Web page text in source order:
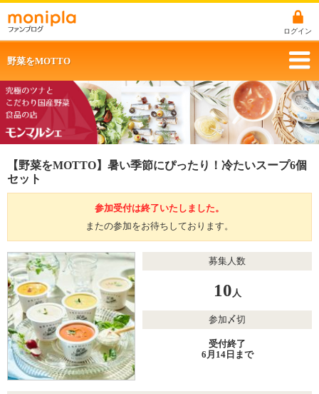
ログイン
野菜をMOTTO
【野菜をMOTTO】暑い季節にぴったり！冷たいスープ6個
セット
参加受付は終了いたしました。
またの参加をお待ちしております。
募集人数
10人
参加〆切
受付終了
6月14日まで